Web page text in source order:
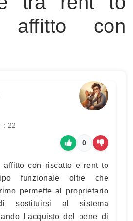
con
: 22
0
affitto con riscatto e rent to
funzionale oltre che
permette al proprietario
di sostituirsi al sistema
l’acquisto del bene di